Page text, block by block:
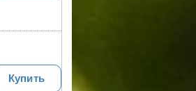
Купить